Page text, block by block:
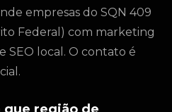
empresas do SQN 409
Federal) com marketing
SEO local. O contato é